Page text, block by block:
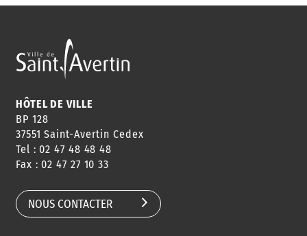
ANNUAIRE
HORAIRES
CONSEILS
DE QUARTIER
HÔTEL DE VILLE
BP 128
37551 Saint-Avertin Cedex
Tel : 02 47 48 48 48
Fax : 02 47 27 10 33
NOUS CONTACTER